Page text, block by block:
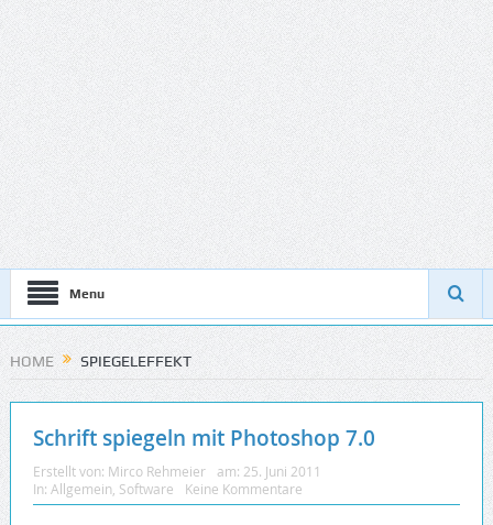
Menu
HOME SPIEGELEFFEKT
Schrift spiegeln mit Photoshop 7.0
Erstellt von: Mirco Rehmeier am: 25. Juni 2011
In: Allgemein Software Keine Kommentare